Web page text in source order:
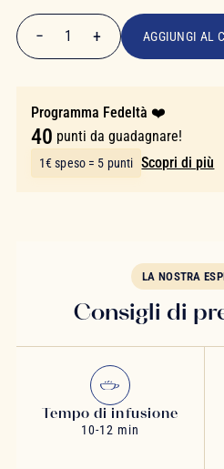
7,90 €
− 1 + AGGIUNGI AL
Programma Fedeltà ❤️
40 punti da guadagnare!
1€ speso = 5 punti Scopri di più
LA NOSTRA
Consigli di
Tempo di infusione
10-12 min